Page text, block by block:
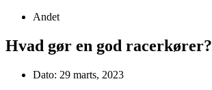
Andet
Hvad gør en god racerkører?
Dato: 29 marts, 2023